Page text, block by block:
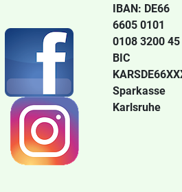
IBAN: DE66
6605 0101
0108 3200 45
BIC
Sparkasse
Karlsruhe